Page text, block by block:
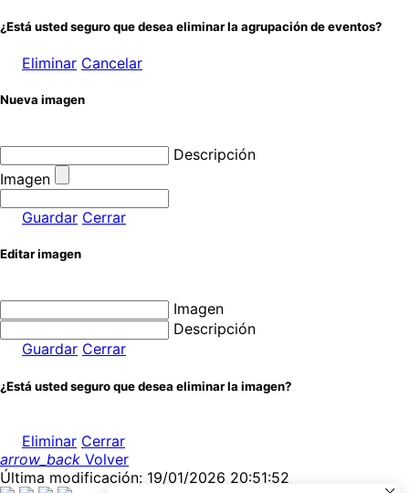
¿Está usted seguro que desea eliminar la agrupación de eventos?
Eliminar Cancelar
Nueva imagen
Descripción
Imagen
Guardar Cerrar
Editar imagen
Imagen
Descripción
Guardar Cerrar
¿Está usted seguro que desea eliminar la imagen?
Eliminar Cerrar
arrow_back Volver
Última modificación: 19/01/2026 20:51:52